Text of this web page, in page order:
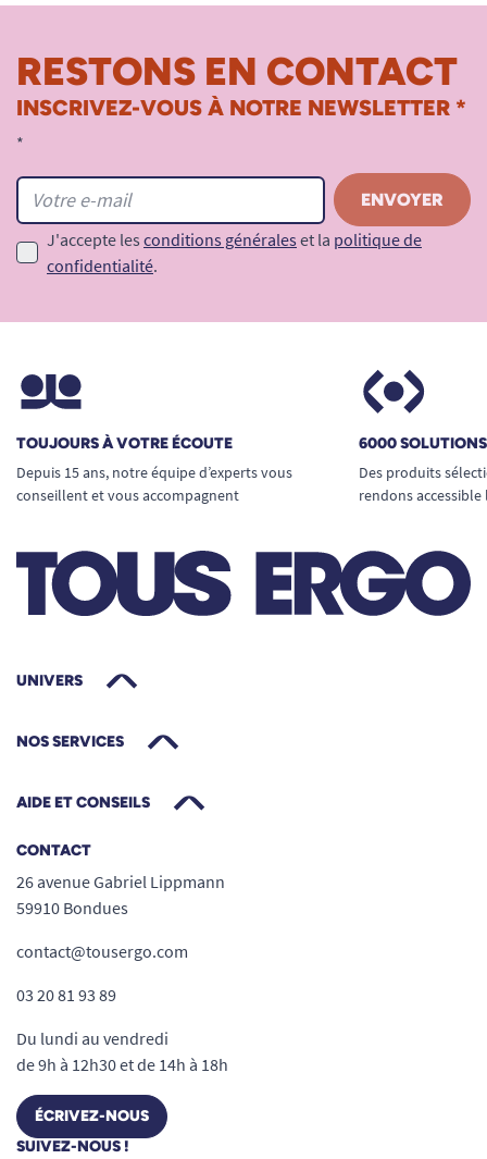
RESTONS EN CONTACT
INSCRIVEZ-VOUS À NOTRE NEWSLETTER *
*
J'accepte les conditions générales et la politique de
confidentialité.
TOUJOURS À VOTRE ÉCOUTE
Depuis 15 ans, notre équipe d’experts vous
conseillent et vous accompagnent
6000
Des produits
rendons
UNIVERS
NOS SERVICES
AIDE ET CONSEILS
CONTACT
26 avenue Gabriel Lippmann
59910 Bondues
contact@tousergo.com
03 20 81 93 89
Du lundi au vendredi
de 9h à 12h30 et de 14h à 18h
ÉCRIVEZ-NOUS
SUIVEZ-NOUS !